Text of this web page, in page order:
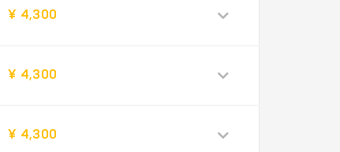
¥ 4,300
¥ 4,300
¥ 4,300